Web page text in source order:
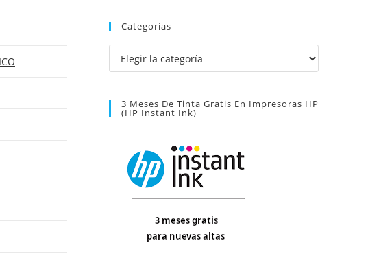
Categorías
Categorías
3 Meses De Tinta Gratis En Impresoras HP
(HP Instant Ink)